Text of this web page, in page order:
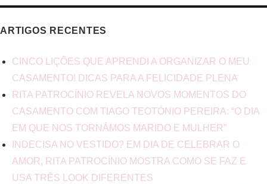
ARTIGOS RECENTES
CINCO LIÇÕES QUE APRENDI A ORGANIZAR O MEU
CASAMENTO! DICAS PARA A FELICIDADE PLENA
RITA PATROCÍNIO REVELA NOVOS MOMENTOS DO
CASAMENTO COM TIAGO TEOTÓNIO PEREIRA: “O DIA
EM QUE NOS TORNÁMOS MARIDO E MULHER”
INDECISA NO VESTIDO? EM DIA DE CELEBRAR O
AMOR, RITA PATROCÍNIO MOSTRA COMO SE FAZ E
USA TRÊS LOOK DIFERENTES